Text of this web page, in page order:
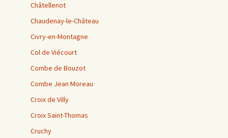
Châtellenot
Chaudenay-le-Château
Civry-en-Montagne
Col de Viécourt
Combe de Bouzot
Combe Jean Moreau
Croix de Villy
Croix Saint-Thomas
Cruchy